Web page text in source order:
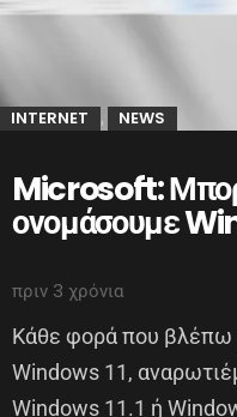
INTERNET , NEWS
Microsoft:
ονομάσουμε
πριν 3 χρόνια
Κάθε φορά που βλέπω
Windows 11,
Windows 11.1 ή